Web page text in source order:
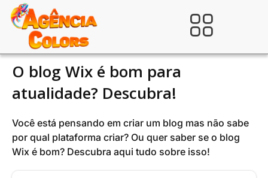
para
conteúdo
Verificada por
O blog Wix é bom para
atualidade? Descubra!
Você está pensando em criar um blog mas não sabe
por qual plataforma criar? Ou quer saber se o blog
Wix é bom? Descubra aqui tudo sobre isso!